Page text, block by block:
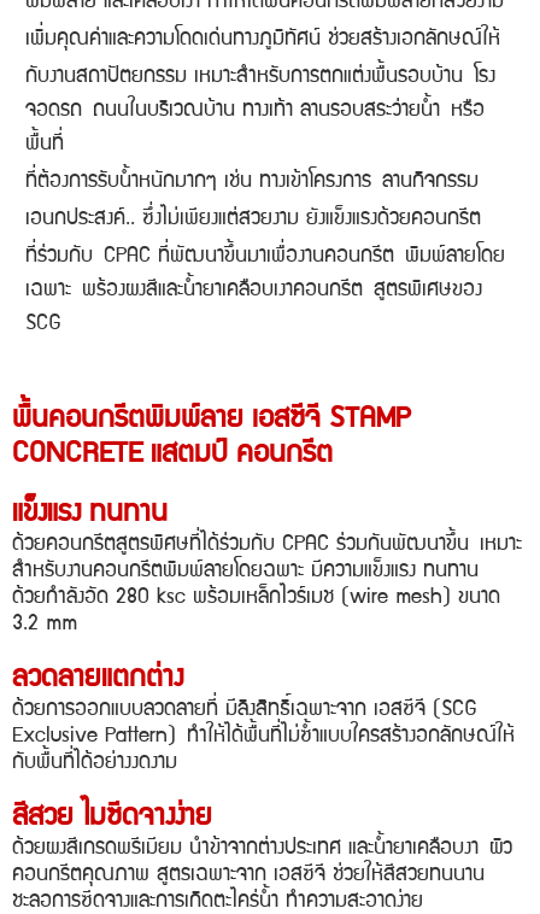
เพิ่มคุณค่าและความโดดเด่นทางภูมิทัศน์ ช่วยสร้างเอกลักษณ์ให้
กับงานสถาปัตยกรรม เหมาะสำหรับการตกแต่งพื้นรอบบ้าน โรง
จอดรถ ถนนในบริเวณบ้าน ทางเท้า ลานรอบสระว่ายน้ำ หรือ
พื้นที่
ที่ต้องการรับน้ำหนักมากๆ เช่น ทางเข้าโครงการ ลานกิจกรรม
เอนกประสงค์.. ซึ่งไม่เพียงแต่สวยงาม ยังแข็งแรงด้วยคอนกรีต
ที่ร่วมกับ CPAC ที่พัฒนาขึ้นมาเพื่องานคอนกรีต พิมพ์ลายโดย
เฉพาะ พร้องผงสีและน้ำยาเคลือบเงาคอนกรีต สูตรพิเศษของ
SCG
พื้นคอนกรีตพิมพ์ลาย เอสซีจี STAMP
CONCRETE แสตมป์ คอนกรีต
แข็งแรง ทนทาน
ด้วยคอนกรีตสูตรพิศษที่ได้ร่วมกับ CPAC ร่วมกันพัฒนาขึ้น เหมาะ
สำหรับงานคอนกรีตพิมพ์ลายโดยฉพาะ มีความแข็งแรง ทนทาน
ด้วยกำลังอัด 280 ksc พร้อมเหล็กไวร์เมช (wire mesh) ขนาด
3.2 mm
ลวดลายแตกต่าง
ด้วยการออกแบบลวดลายที่ มีลิงสิทธิ์เฉพาะจาก เอสซีจี (SCG
Exclusive Pattern) ทำให้ได้พื้นที่ไม่ซ้ำแบบใครสร้างอกลักษณ์ให้
กับพื้นที่ได้อย่างงดงาม
สีสวย ไมซีดจางง่าย
ด้วยผงสีเกรดพรีเมียม นำข้าจากต่างประเทศ และน้ำยาเคลือบงา ผิว
คอนกรีตคุณภาพ สูตรเฉพาะจาก เอสซีจี ช่วยให้สีสวยทนนาน
ชะลอการซีดจางและการเกิดตะไคร่น้ำ ทำความสะอาดง่าย